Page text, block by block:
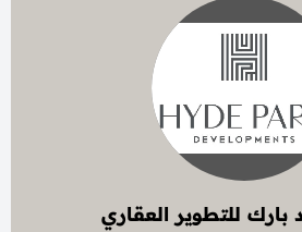
بارك للتطوير العقاري